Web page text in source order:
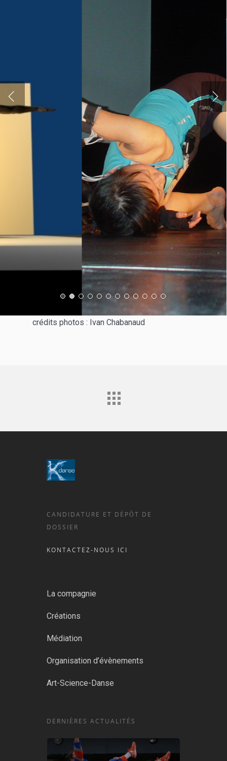
crédits photos : Ivan Chabanaud
CANDIDATURE ET DÉPÔT DE
DOSSIER
KONTACTEZ-NOUS ICI
La compagnie
Créations
Médiation
Organisation d’évènements
Art-Science-Danse
DERNIÈRES ACTUALITÉS